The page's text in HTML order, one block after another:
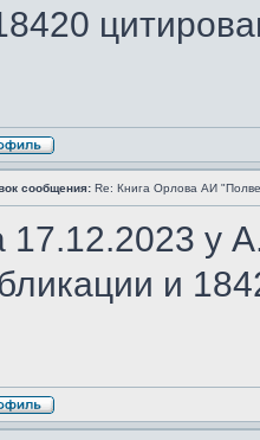
сообщения: Re: Книга Орлова АИ
17.12.2023 у
и